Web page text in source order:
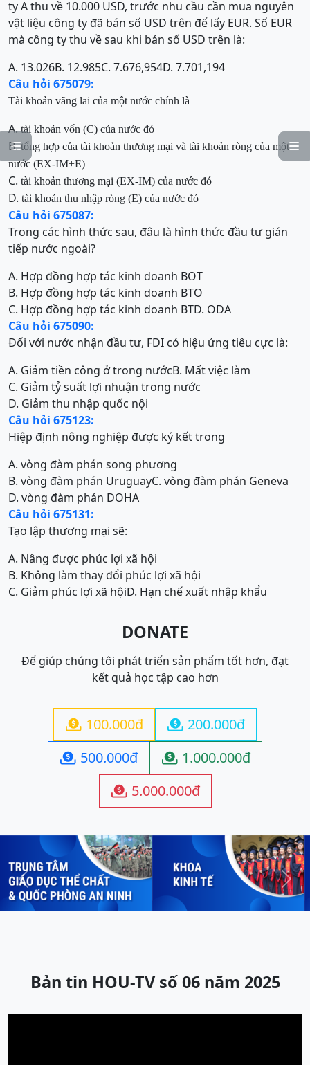


ty A thu về 10.000 USD, trước nhu cầu cần mua nguyên
vật liệu công ty đã bán số USD trên để lấy EUR. Số EUR
mà công ty thu về sau khi bán số USD trên là:
A. 13.026B. 12.985C. 7.676,954D. 7.701,194
Câu hỏi 675079:
Tài khoản vãng lai của một nước chính là
A.tài khoản vốn (C) của nước đó
B.tổng hợp của tài khoản thương mại và tài khoản ròng của một
nước (EX-IM+E)
C. tài khoản thương mại (EX-IM) của nước đó
D. tài khoản thu nhập ròng (E) của nước đó
Câu hỏi 675087:
Trong các hình thức sau, đâu là hình thức đầu tư gián
tiếp nước ngoài?
A. Hợp đồng hợp tác kinh doanh BOT
B. Hợp đồng hợp tác kinh doanh BTO
C. Hợp đồng hợp tác kinh doanh BTD. ODA
Câu hỏi 675090:
Đối với nước nhận đầu tư, FDI có hiệu ứng tiêu cực là:
A. Giảm tiền công ở trong nướcB. Mất việc làm
C. Giảm tỷ suất lợi nhuận trong nước
D. Giảm thu nhập quốc nội
Câu hỏi 675123:
Hiệp định nông nghiệp được ký kết trong
A. vòng đàm phán song phương
B. vòng đàm phán UruguayC. vòng đàm phán Geneva
D. vòng đàm phán DOHA
Câu hỏi 675131:
Tạo lập thương mại sẽ:
A. Nâng được phúc lợi xã hội
B. Không làm thay đổi phúc lợi xã hội
C. Giảm phúc lợi xã hộiD. Hạn chế xuất nhập khẩu
DONATE
Để giúp chúng tôi phát triển sản phẩm tốt hơn, đạt
kết quả học tập cao hơn
 100.000đ  200.000đ
 500.000đ  1.000.000đ
 5.000.000đ
Previous Next
Bản tin HOU-TV số 06 năm 2025